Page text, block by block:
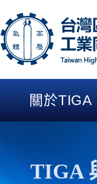
關於TIGA
TIGA